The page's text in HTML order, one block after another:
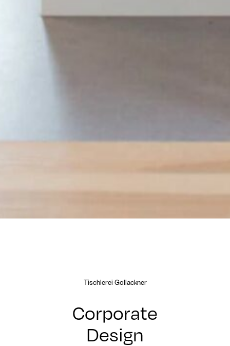
Tischlerei Gollackner
Corporate
Design